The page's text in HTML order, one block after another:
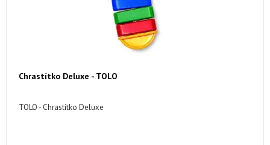
Chrastítko Deluxe - TOLO
TOLO - Chrastítko Deluxe